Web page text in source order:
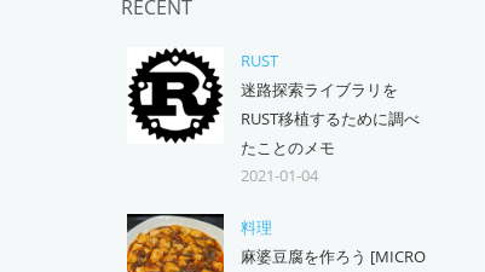
RECENT
RUST
迷路探索ライブラリを
RUST移植するために調べ
たことのメモ
2021-01-04
料理
麻婆豆腐を作ろう [MICRO